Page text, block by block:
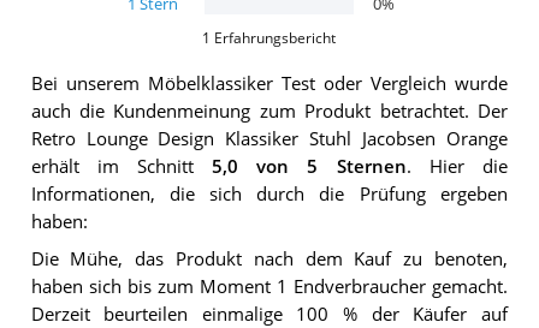
1 Stern 0%
1 Erfahrungsbericht
Bei unserem MöbelklassikerTest oder Vergleich wurde
auch die Kundenmeinung zum Produkt betrachtet. Der
Retro Lounge Design Klassiker Stuhl Jacobsen Orange
erhält im Schnitt5,0 von 5 Sternen. Hier die
Informationen, die sich durch die Prüfung ergeben
haben:
Die Mühe, das Produkt nach dem Kauf zu benoten,
haben sich bis zum Moment 1 Endverbraucher gemacht.
Derzeit beurteilen einmalige 100 % der Käufer auf